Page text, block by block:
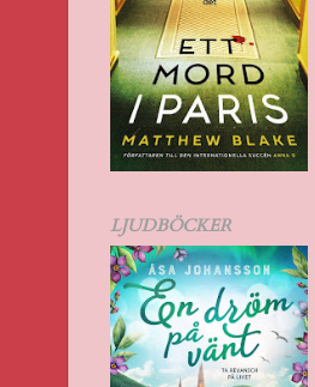
LJUDBÖCKER